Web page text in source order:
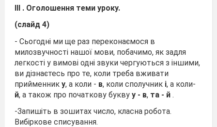
ІІІ . Оголошення теми уроку.
(слайд 4)
- Сьогодні ми ще раз переконаємося в
милозвучності нашої мови, побачимо, як задля
легкості у вимові одні звуки чергуються з іншими,
ви дізнаєтесь про те, коли треба вживати
прийменник у, а коли - в, коли сполучник і, а коли-
й, а також про початкову букву у - в, та - й .
-Запишіть в зошитах число, класна робота.
Вибіркове списування.